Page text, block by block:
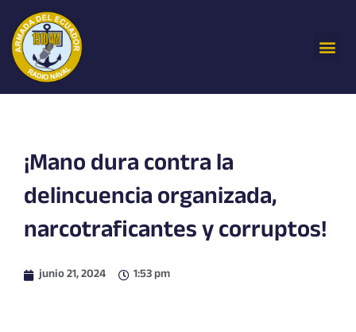
contenido
¡Mano dura contra la
delincuencia organizada,
narcotraficantes y corruptos!
junio 21, 2024 1:53 pm